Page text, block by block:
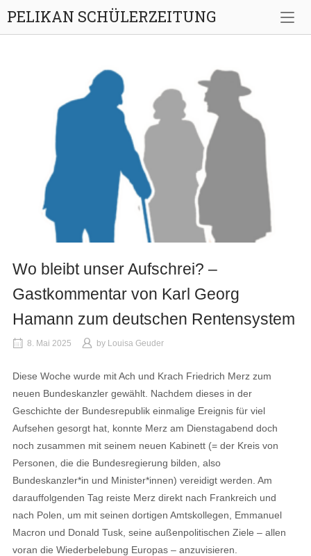
PELIKAN SCHÜLERZEITUNG
Wo bleibt unser Aufschrei? –
Gastkommentar von Karl Georg
Hamann zum deutschen Rentensystem
8. Mai 2025 by Louisa Geuder
Diese Woche wurde mit Ach und Krach Friedrich Merz zum
neuen Bundeskanzler gewählt. Nachdem dieses in der
Geschichte der Bundesrepublik einmalige Ereignis für viel
Aufsehen gesorgt hat, konnte Merz am Dienstagabend doch
noch zusammen mit seinem neuen Kabinett (= der Kreis von
Personen, die die Bundesregierung bilden, also
Bundeskanzler*in und Minister*innen) vereidigt werden. Am
darauffolgenden Tag reiste Merz direkt nach Frankreich und
nach Polen, um mit seinen dortigen Amtskollegen, Emmanuel
Macron und Donald Tusk, seine außenpolitischen Ziele – allen
voran die Wiederbelebung Europas – anzuvisieren.